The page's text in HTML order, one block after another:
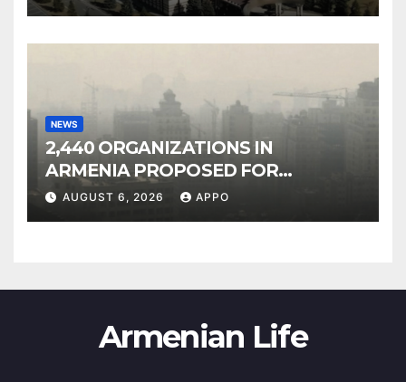
NEWS
2,440 ORGANIZATIONS IN
ARMENIA PROPOSED FOR
INCLUSION IN LIST OF AIR
AUGUST 6, 2026 APPO
Armenian Life